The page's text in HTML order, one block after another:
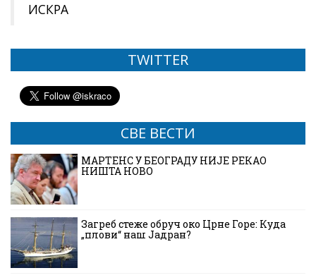
ИСКРА
TWITTER
СВЕ ВЕСТИ
МАРТЕНС У БЕОГРАДУ НИЈЕ РЕКАО
НИШТА НОВО
Загреб стеже обруч око Црне Горе: Куда
„плови“ наш Јадран?